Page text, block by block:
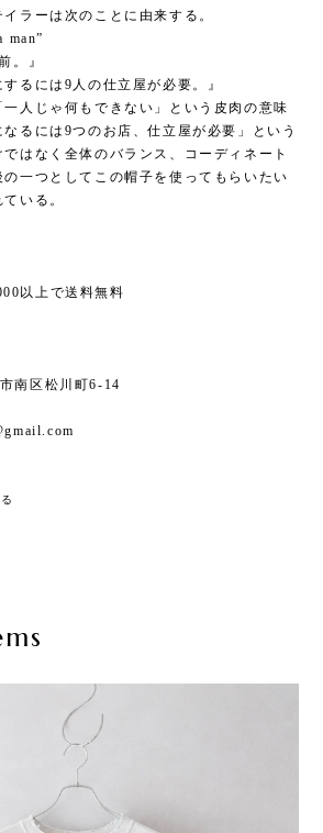
ラーは次のことに由来する。
man”
。』
するには9人の仕立屋が必要。』
一人じゃ何もできない」という皮肉の意味
るには9つのお店、仕立屋が必要」という
はなく全体のバランス、コーディネート
一つとしてこの帽子を使ってもらいたい
いる。
以上で送料無料
南区松川町6-14